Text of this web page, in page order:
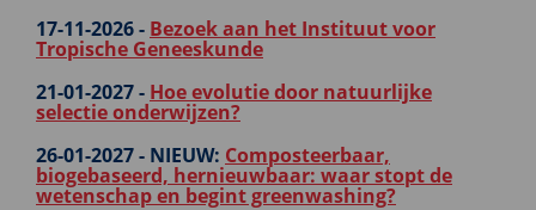
17-11-2026 - Bezoek aan het Instituut voor
Tropische Geneeskunde
21-01-2027 - Hoe evolutie door natuurlijke
selectie onderwijzen?
26-01-2027 - NIEUW: Composteerbaar,
biogebaseerd, hernieuwbaar: waar stopt de
wetenschap en begint greenwashing?